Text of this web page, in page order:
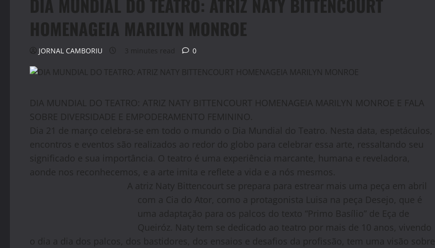
DIA MUNDIAL DO TEATRO: ATRIZ NATY BITTENCOURT
HOMENAGEIA MARILYN MONROE
JORNAL CAMBORIU 3 minutes read 0
DIA MUNDIAL DO TEATRO: ATRIZ NATY BITTENCOURT HOMENAGEIA MARILYN MONROE E FALA
SOBRE DIVERSIDADE E EMPODERAMENTO FEMININO.
Dia 21 de março celebra-se em todo o mundo o Dia Mundial do Teatro. Nesta data, espetáculos,
encontros e eventos são realizados ao redor do globo para celebrar essa arte, ressaltando seu
significado e sua importância. O teatro é uma experiência marcante, humana e reveladora,
aonde nos reconhecemos, e a arte imita e reflete a vida e a nós mesmos.
A atriz Naty Bittencourt se prepara para estrear mais uma peça em abril
com a Cia do Ator, como a protagonista Luisa na peça Desejo, que é
uma adaptação para os palcos do texto “Primo Basílio” de Eça de
Queiróz. Naty tem se dedicado ao teatro por mais de 10 anos, vivendo
o dia a dia dos palcos, dos bastidores, dos ensaios e desafios da profissão, tem uma visão sobre